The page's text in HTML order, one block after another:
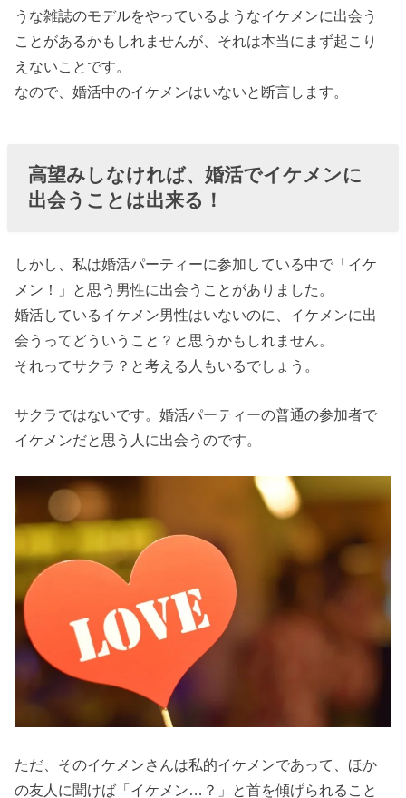
うな雑誌のモデルをやっているようなイケメンに出会う
ことがあるかもしれませんが、それは本当にまず起こり
えないことです。
なので、婚活中のイケメンはいないと断言します。
高望みしなければ、婚活でイケメンに
出会うことは出来る！
しかし、私は婚活パーティーに参加している中で「イケ
メン！」と思う男性に出会うことがありました。
婚活しているイケメン男性はいないのに、イケメンに出
会うってどういうこと？と思うかもしれません。
それってサクラ？と考える人もいるでしょう。
サクラではないです。婚活パーティーの普通の参加者で
イケメンだと思う人に出会うのです。
ただ、そのイケメンさんは私的イケメンであって、ほか
の友人に聞けば「イケメン…？」と首を傾げられること